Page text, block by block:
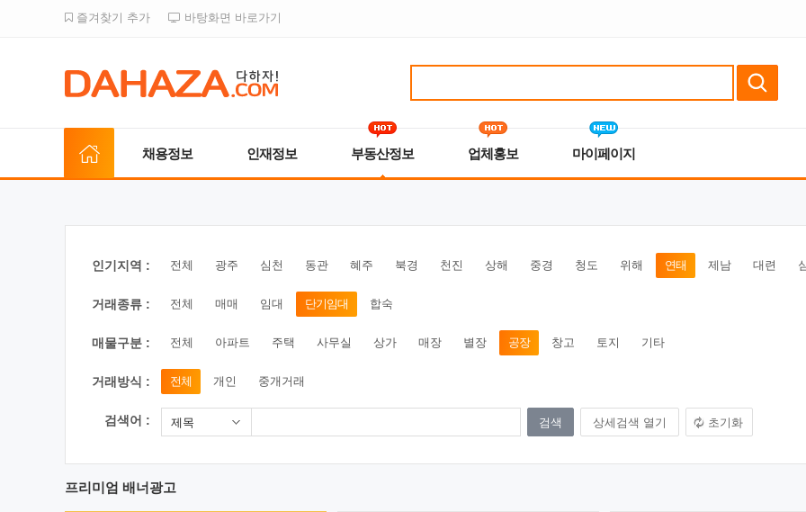
즐겨찾기 추가 바탕화면 바로가기
채용정보 인재정보 부동산정보 업체홍보 마이페이지
인기지역 : 전체 광주 심천 동관 혜주 북경 천진 상해 중경 청도 위해 연태 제남 대련
거래종류 : 전체 매매 임대 단기임대 합숙
매물구분 : 전체 아파트 주택 사무실 상가 매장 별장 공장 창고 토지 기타
거래방식 : 전체 개인 중개거래
검색어 : 제목 상세검색 열기 초기화
프리미엄 배너광고